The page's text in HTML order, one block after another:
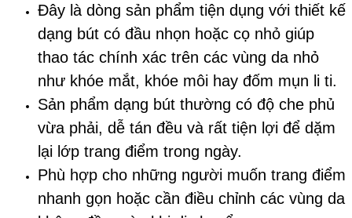
Đây là dòng sản phẩm tiện dụng với thiết kế
dạng bút có đầu nhọn hoặc cọ nhỏ giúp
thao tác chính xác trên các vùng da nhỏ
như khóe mắt, khóe môi hay đốm mụn li ti.
Sản phẩm dạng bút thường có độ che phủ
vừa phải, dễ tán đều và rất tiện lợi để dặm
lại lớp trang điểm trong ngày.
Phù hợp cho những người muốn trang điểm
nhanh gọn hoặc cần điều chỉnh các vùng da